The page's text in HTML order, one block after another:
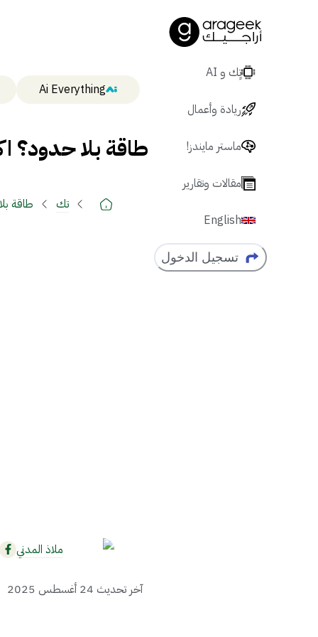
تٍك و AI
ريادة وأعمال
ماستر مايندز!
مقالات وتقارير
English
تسجيل الدخول
Ai Everything
طاقة بلا حدود؟
تك طاقة
ملاذ المدني
آخر تحديث 24 أغسطس 2025